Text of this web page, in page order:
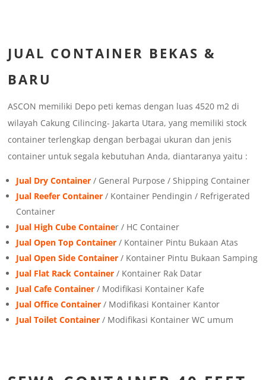
JUAL CONTAINER BEKAS &
BARU
ASCON memiliki Depo peti kemas dengan luas 4520 m2 di
wilayah Cakung Cilincing- Jakarta Utara, yang memiliki stock
container terlengkap dengan berbagai ukuran dan jenis
container untuk segala kebutuhan Anda, diantaranya yaitu :
Jual Dry Container / General Purpose / Shipping Container
Jual Reefer Container / Kontainer Pendingin / Refrigerated
Container
Jual High Cube Container / HC Container
Jual Open Top Container / Kontainer Pintu Bukaan Atas
Jual Open Side Container / Kontainer Pintu Bukaan Samping
Jual Flat Rack Container / Kontainer Rak Datar
Jual Cafe Container / Modifikasi Kontainer Kafe
Jual Office Container / Modifikasi Kontainer Kantor
Jual Toilet Container / Modifikasi Kontainer WC umum